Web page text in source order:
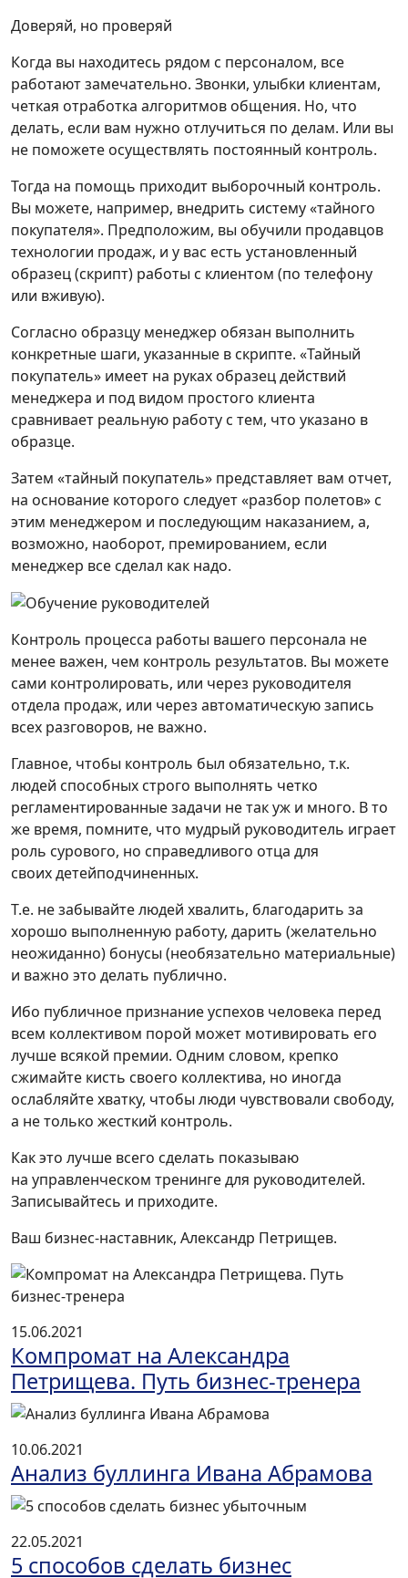
Доверяй, но проверяй
Когда вы находитесь рядом с персоналом, все
работают замечательно. Звонки, улыбки клиентам,
четкая отработка алгоритмов общения. Но, что
делать, если вам нужно отлучиться по делам. Или вы
не поможете осуществлять постоянный контроль.
Тогда на помощь приходит выборочный контроль.
Вы можете, например, внедрить систему «тайного
покупателя». Предположим, вы обучили продавцов
технологии продаж, и у вас есть установленный
образец (скрипт) работы с клиентом (по телефону
или вживую).
Согласно образцу менеджер обязан выполнить
конкретные шаги, указанные в скрипте. «Тайный
покупатель» имеет на руках образец действий
менеджера и под видом простого клиента
сравнивает реальную работу с тем, что указано в
образце.
Затем «тайный покупатель» представляет вам отчет,
на основание которого следует «разбор полетов» с
этим менеджером и последующим наказанием, а,
возможно, наоборот, премированием, если
менеджер все сделал как надо.
Контроль процесса работы вашего персонала не
менее важен, чем контроль результатов. Вы можете
сами контролировать, или через руководителя
отдела продаж, или через автоматическую запись
всех разговоров, не важно.
Главное, чтобы контроль был обязательно, т.к.
людей способных строго выполнять четко
регламентированные задачи не так уж и много. В то
же время, помните, что мудрый руководитель играет
роль сурового, но справедливого отца для
своих детейподчиненных.
Т.е. не забывайте людей хвалить, благодарить за
хорошо выполненную работу, дарить (желательно
неожиданно) бонусы (необязательно материальные)
и важно это делать публично.
Ибо публичное признание успехов человека перед
всем коллективом порой может мотивировать его
лучше всякой премии. Одним словом, крепко
сжимайте кисть своего коллектива, но иногда
ослабляйте хватку, чтобы люди чувствовали свободу,
а не только жесткий контроль.
Как это лучше всего сделать показываю
на управленческом тренинге для руководителей.
Записывайтесь и приходите.
Ваш бизнес-наставник, Александр Петрищев.
15.06.2021
Компромат на Александра
Петрищева. Путь бизнес-тренера
10.06.2021
Анализ буллинга Ивана Абрамова
22.05.2021
5 способов сделать бизнес